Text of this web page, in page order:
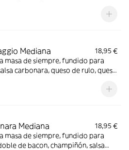
Mediana
18,95 €
masa de siempre, fundido para
carbonara, queso de rulo, queso
gouda, emmental , mozzarella y
Mediana
18,95 €
masa de siempre, fundido para
de bacon, champiñón, salsa